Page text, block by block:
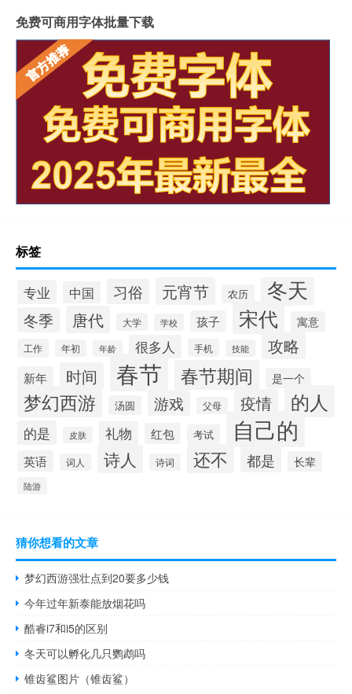
免费可商用字体批量下载
标签
专业 中国 习俗 元宵节 农历 冬天
冬季 唐代 大学 学校 孩子 宋代 寓意
工作 年初 年龄 很多人 手机 技能 攻略
新年 时间 春节 春节期间 是一个
梦幻西游 汤圆 游戏 父母 疫情 的人
的是 皮肤 礼物 红包 考试 自己的
英语 词人 诗人 诗词 还不 都是 长辈
陆游
猜你想看的文章
梦幻西游强壮点到20要多少钱
今年过年新泰能放烟花吗
酷睿i7和i5的区别
冬天可以孵化几只鹦鹉吗
锥齿鲨图片（锥齿鲨）